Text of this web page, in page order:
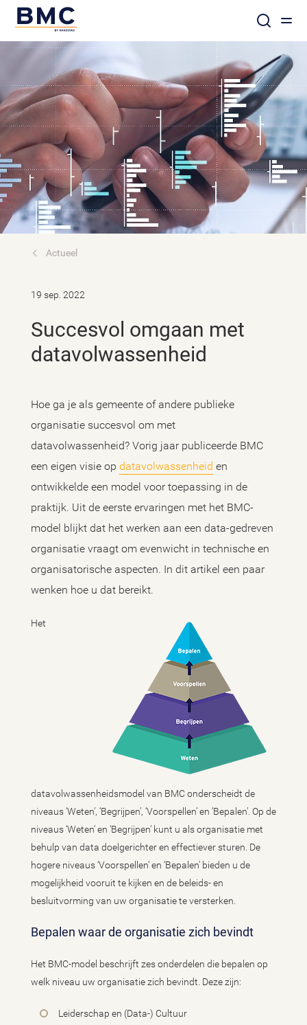
Actueel
19 sep. 2022
Succesvol omgaan met
datavolwassenheid
Hoe ga je als gemeente of andere publieke
organisatie succesvol om met
datavolwassenheid? Vorig jaar publiceerde BMC
een eigen visie op datavolwassenheid en
ontwikkelde een model voor toepassing in de
praktijk. Uit de eerste ervaringen met het BMC-
model blijkt dat het werken aan een data-gedreven
organisatie vraagt om evenwicht in technische en
organisatorische aspecten. In dit artikel een paar
wenken hoe u dat bereikt.
Het
datavolwassenheidsmodel van BMC onderscheidt de
niveaus ’Weten’, ‘Begrijpen’, ‘Voorspellen’ en ‘Bepalen’. Op de
niveaus ‘Weten’ en ‘Begrijpen’ kunt u als organisatie met
behulp van data doelgerichter en effectiever sturen. De
hogere niveaus ‘Voorspellen’ en ‘Bepalen’ bieden u de
mogelijkheid vooruit te kijken en de beleids- en
besluitvorming van uw organisatie te versterken.
Bepalen waar de organisatie zich bevindt
Het BMC-model beschrijft zes onderdelen die bepalen op
welk niveau uw organisatie zich bevindt. Deze zijn:
Leiderschap en (Data-) Cultuur